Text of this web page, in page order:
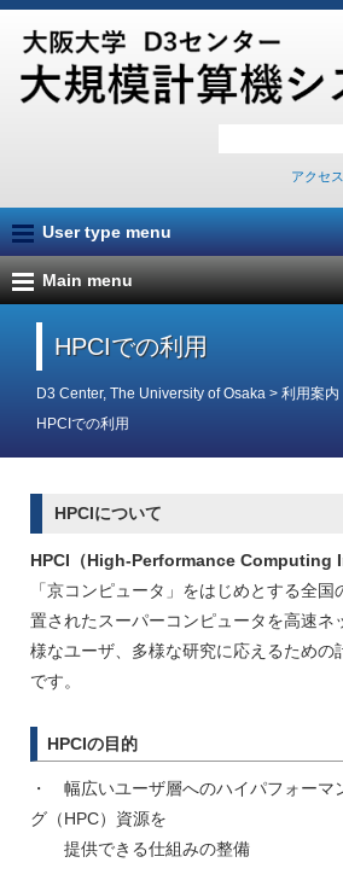
アクセス
User type menu
Main menu
HPCIでの利用
D3 Center, The University of Osaka > 利用案内
HPCIでの利用
HPCIについて
HPCI（High-Performance Computing
「京コンピュータ」をはじめとする全
置されたスーパーコンピュータを高速ネ
様なユーザ、多様な研究に応えるための
です。
HPCIの目的
・ 幅広いユーザ層へのハイパフォーマ
グ（HPC）資源を
提供できる仕組みの整備